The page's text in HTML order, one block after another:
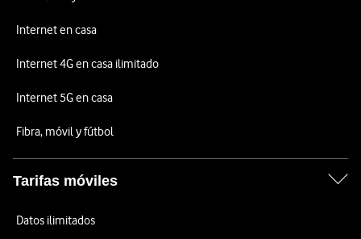
Internet en casa
Internet 4G en casa ilimitado
Internet 5G en casa
Fibra, móvil y fútbol
Tarifas móviles
Datos ilimitados